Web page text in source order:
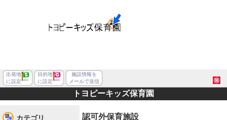
出発地
に設定
目的地
に設定
施設情報を
メールで送信
トヨピーキッズ保育園
カテゴリ 認可外保育施設